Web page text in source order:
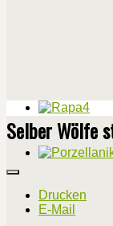
Selber Wölfe
Drucken
E-Mail